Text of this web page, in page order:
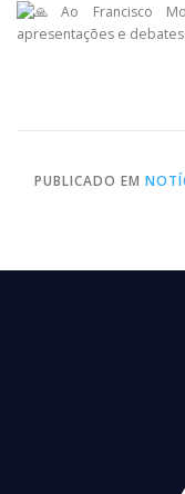
Ao Francisco
apresentações e debates.
PUBLICADO EM